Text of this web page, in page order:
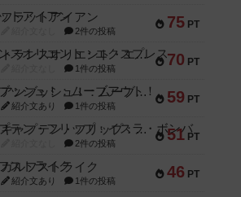
75 PT
フラットアイアン
2件の投稿
70 PT
トランスオリエント・エクスプレス
1件の投稿
59 PT
アンブッシュ！：ムーブアウト！
紹介文あり 1件の投稿
51 PT
キャプテン・フリップ：イスラ・ボンバ
2件の投稿
46 PT
ガルフストライク
紹介文あり 1件の投稿